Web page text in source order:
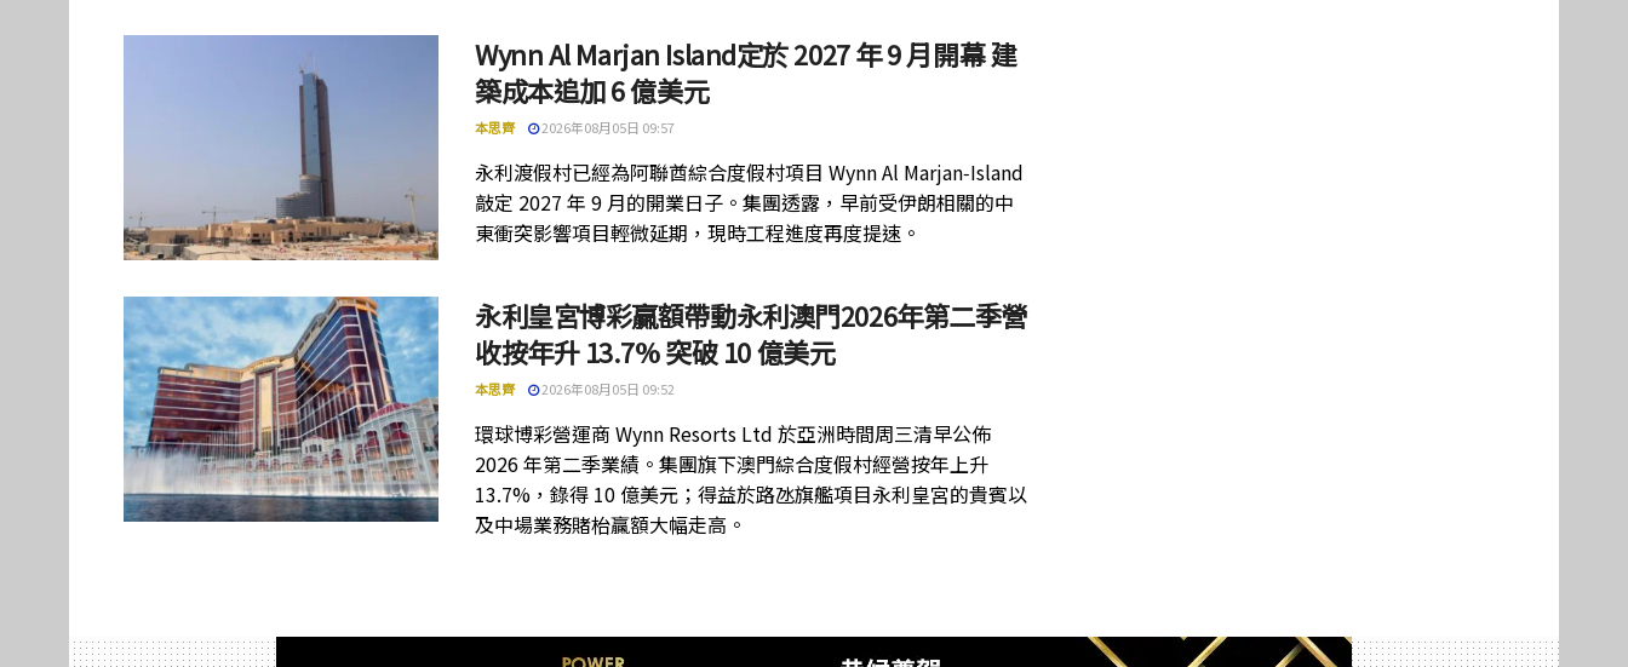
Wynn Al Marjan Island定於 2027 年 9 月開幕 建
築成本追加 6 億美元
本思齊 2026年08月05日 09:57
永利渡假村已經為阿聯酋綜合度假村項目 Wynn Al Marjan‑Island
敲定 2027 年 9 月的開業日子。集團透露，早前受伊朗相關的中
東衝突影響項目輕微延期，現時工程進度再度提速。
永利皇宮博彩贏額帶動永利澳門2026年第二季營
收按年升 13.7% 突破 10 億美元
本思齊 2026年08月05日 09:52
環球博彩營運商 Wynn Resorts Ltd 於亞洲時間周三清早公佈
2026 年第二季業績。集團旗下澳門綜合度假村經營按年上升
13.7%，錄得 10 億美元；得益於路氹旗艦項目永利皇宮的貴賓以
及中場業務賭枱贏額大幅走高。